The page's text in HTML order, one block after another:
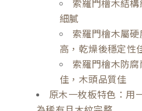
索羅門檜木結
細膩
索羅門檜木屬
高，乾燥後穩定性
索羅門檜木防
佳，木頭品質佳
原木一枚板特色：用